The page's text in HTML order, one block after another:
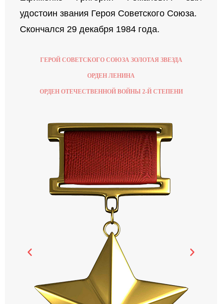
удостоин звания Героя Советского Союза.
Скончался 29 декабря 1984 года.
ГЕРОЙ СОВЕТСКОГО СОЮЗА ЗОЛОТАЯ ЗВЕЗДА
ОРДЕН ЛЕНИНА
ОРДЕН ОТЕЧЕСТВЕННОЙ ВОЙНЫ 2-Й СТЕПЕНИ